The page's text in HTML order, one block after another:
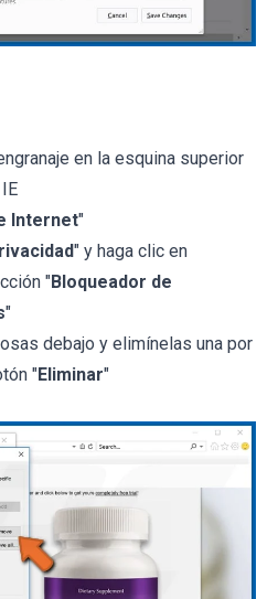
en la esquina superior
Internet"
" y haga clic en
"Bloqueador de
"
debajo y elimínelas una por
"Eliminar"